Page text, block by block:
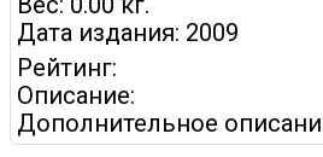
Дата издания: 2009
Рейтинг:
Описание:
Дополнительное